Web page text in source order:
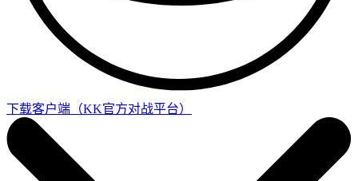
下载客户端 （KK官方对战平台）